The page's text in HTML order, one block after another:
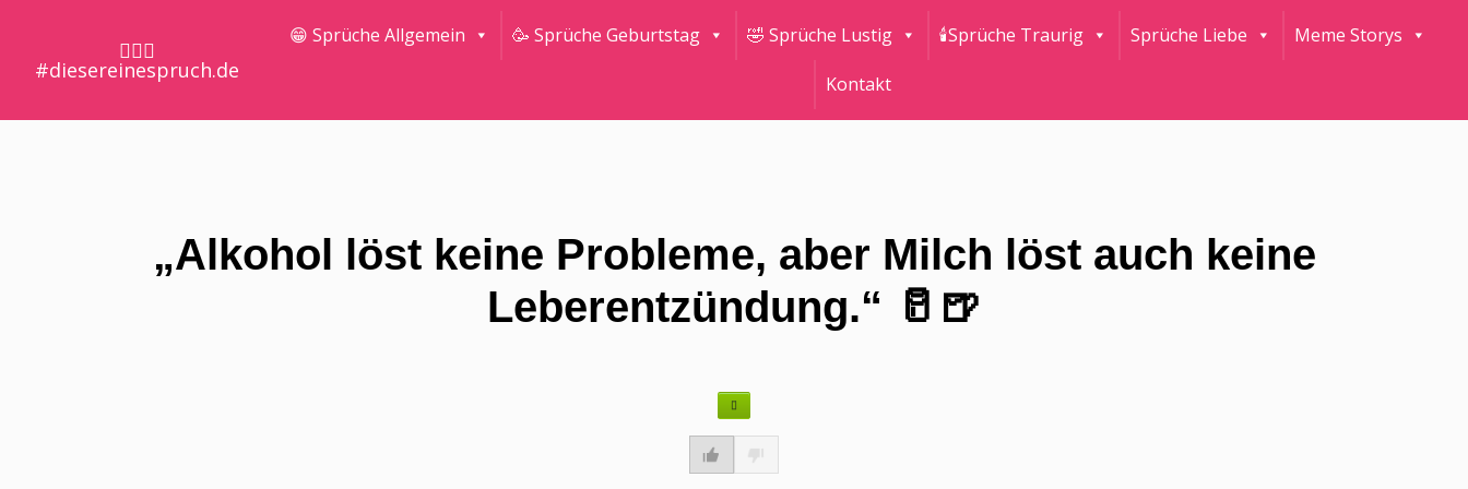
🤷🏼‍♀️
#diesereinespruch.de
😁 Sprüche Allgemein 🥳 Sprüche Geburtstag 🤣 Sprüche Lustig 🕯Sprüche Traurig Sprüche Liebe Meme Storys
Kontakt
„Alkohol löst keine Probleme, aber Milch löst auch keine
Leberentzündung.“ 🥛🍺